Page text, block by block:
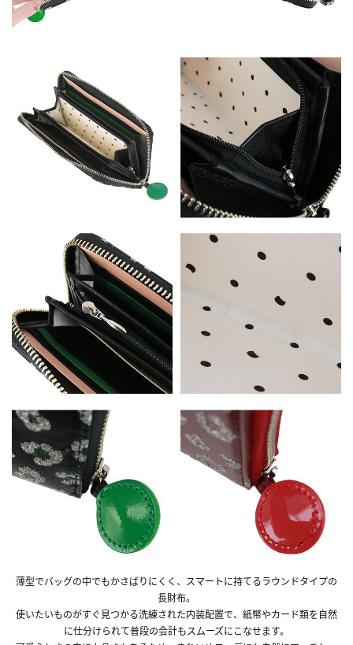
薄型でバッグの中でもかさばりにくく、スマートに持てるラウンドタイプの
長財布。
使いたいものがすぐ見つかる洗練された内装配置で、紙幣やカード類を自然
に仕分けられて普段の会計もスムーズにこなせます。